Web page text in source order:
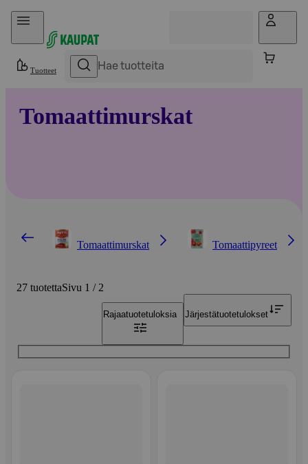
Hyppää sisältöön
Tuotteet
Tomaattimurskat
Tomaattimurskat Tomaattipyreet
27 tuotettaSivu 1 / 2
Rajaatuotetuloksia Järjestätuotetulokset